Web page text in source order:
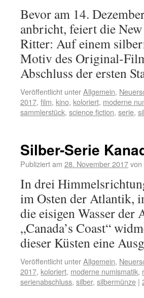
Bevor am 14.
anbricht, feiert die
Ritter: Auf einem
Motiv des Original-
Abschluss der ersten
Veröffentlicht unterAllgemein,
2017, film, kino, koloriert, moderne
sammlerstück, science fiction, serie,
Silber-Serie
Publiziert am 28. November 2017von
In drei
im Osten der Atlantik,
die eisigen Wasser
„Canada’s Coast“
dieser Küsten eine
Veröffentlicht unterAllgemein,
2017, koloriert, moderne numismatik,
serienabschluss, silber, silbermünze |